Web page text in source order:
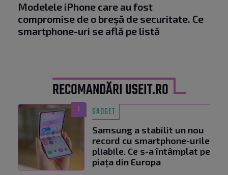
Modelele iPhone care au fost
compromise de o breșă de securitate. Ce
smartphone-uri se află pe listă
RECOMANDĂRI USEIT.RO
1 GADGET
Samsung a stabilit un nou
record cu smartphone-urile
pliabile. Ce s-a întâmplat pe
piața din Europa